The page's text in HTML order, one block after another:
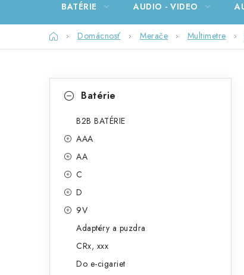
BATÉRIE AUDIO - VIDEO
DomovDomácnosť Merače Multimetre
kategórieBatérie
B2B BATÉRIE
AAA
AA
C
D
9V
Adaptéry a puzdra
CRx, xxx
Do e-cigariet